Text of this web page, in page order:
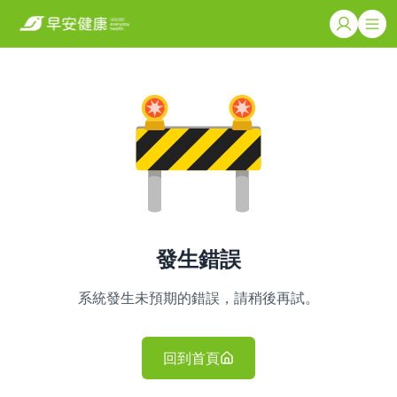
發生錯誤
系統發生未預期的錯誤，請稍後再試。
回到首頁